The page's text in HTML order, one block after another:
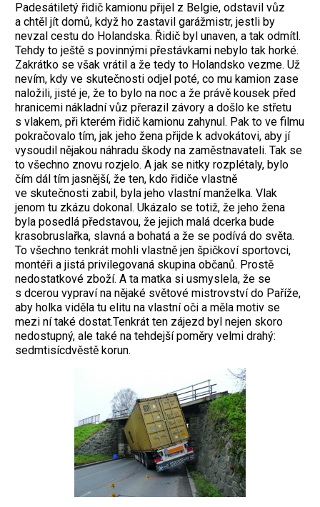
Padesátiletý řidič kamionu přijel z Belgie, odstavil vůz
a chtěl jít domů, když ho zastavil garážmistr, jestli by
nevzal cestu do Holandska. Řidič byl unaven, a tak odmítl.
Tehdy to ještě s povinnými přestávkami nebylo tak horké.
Zakrátko se však vrátil a že tedy to Holandsko vezme. Už
nevím, kdy ve skutečnosti odjel poté, co mu kamion zase
naložili, jisté je, že to bylo na noc a že právě kousek před
hranicemi nákladní vůz přerazil závory a došlo ke střetu
s vlakem, při kterém řidič kamionu zahynul. Pak to ve filmu
pokračovalo tím, jak jeho žena přijde k advokátovi, aby jí
vysoudil nějakou náhradu škody na zaměstnavateli. Tak se
to všechno znovu rozjelo. A jak se nitky rozplétaly, bylo
čím dál tím jasnější, že ten, kdo řidiče vlastně
ve skutečnosti zabil, byla jeho vlastní manželka. Vlak
jenom tu zkázu dokonal. Ukázalo se totiž, že jeho žena
byla posedlá představou, že jejich malá dcerka bude
krasobruslařka, slavná a bohatá a že se podívá do světa.
To všechno tenkrát mohli vlastně jen špičkoví sportovci,
montéři a jistá privilegovaná skupina občanů. Prostě
nedostatkové zboží. A ta matka si usmyslela, že se
s dcerou vypraví na nějaké světové mistrovství do Paříže,
aby holka viděla tu elitu na vlastní oči a měla motiv se
mezi ní také dostat.Tenkrát ten zájezd byl nejen skoro
nedostupný, ale také na tehdejší poměry velmi drahý:
sedmtisícdvěstě korun.